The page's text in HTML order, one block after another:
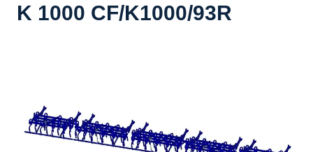
maskiner
För
K 1000 CF/K1000/93R